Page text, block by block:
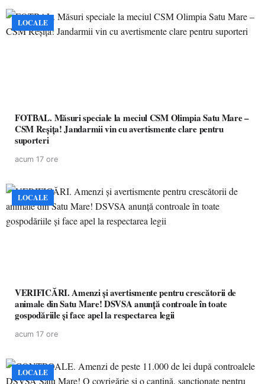
LOCALE
FOTBAL. Măsuri speciale la meciul CSM Olimpia Satu Mare –
CSM Reșița! Jandarmii vin cu avertismente clare pentru
suporteri
acum 17 ore
LOCALE
VERIFICĂRI. Amenzi și avertismente pentru crescătorii de
animale din Satu Mare! DSVSA anunță controale în toate
gospodăriile și face apel la respectarea legii
acum 17 ore
LOCALE